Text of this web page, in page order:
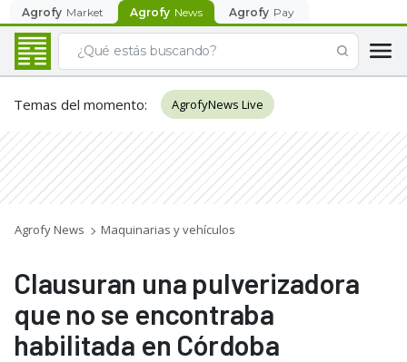
Agrofy Market Agrofy News Agrofy Pay
Temas del momento: AgrofyNews Live
Agrofy News Maquinarias y vehículos
Clausuran una pulverizadora
que no se encontraba
habilitada en Córdoba